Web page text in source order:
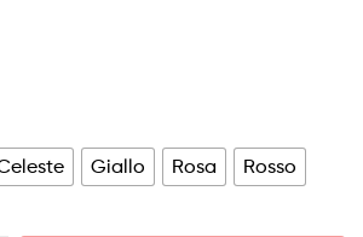
Giallo Rosa Rosso